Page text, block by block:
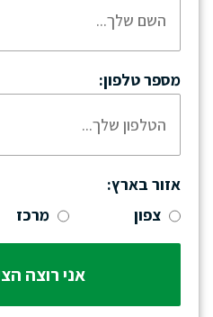
מספר טלפון:
אזור בארץ:
צפון
מרכז